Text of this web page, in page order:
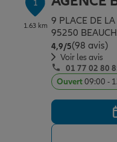
Assurance
Prévoyance et
Assurance animal
Protection de la
Protection juridique
Épargne & retraite
Plan épargne retraite
Placements
Vos projets
1
1.63 km 9 PLACE DE LA
95250
4,9/5Note de 4.9 sur 5
(98 avis)
Voir les avis
01 77 02 80
Ouvert09:00 -